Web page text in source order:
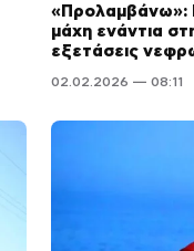
«Προλαμβάνω»:
μάχη ενάντια
εξετάσεις
02.02.2026 — 08:11